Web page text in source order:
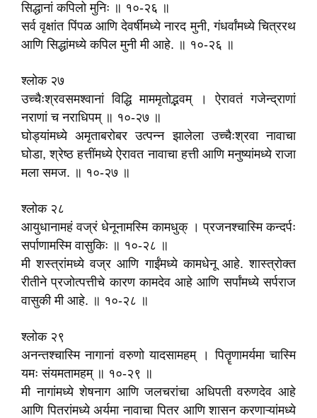
सिद्धानां कपिलो मुनिः ॥ १०-२६ ॥
सर्व वृक्षांत पिंपळ आणि देवर्षींमध्ये नारद मुनी, गंधर्वांमध्ये चित्ररथ
आणि सिद्धांमध्ये कपिल मुनी मी आहे. ॥ १०-२६ ॥
श्लोक २७
उच्चैःश्रवसमश्वानां विद्धि माममृतोद्भवम्‌ । ऐरावतं गजेन्द्राणां
नराणां च नराधिपम्‌ ॥ १०-२७ ॥
घोड्यांमध्ये अमृताबरोबर उत्पन्न झालेला उच्चैःश्रवा नावाचा
घोडा, श्रेष्ठ हत्तींमध्ये ऐरावत नावाचा हत्ती आणि मनुष्यांमध्ये राजा
मला समज. ॥ १०-२७ ॥
श्लोक २८
आयुधानामहं वज्रं धेनूनामस्मि कामधुक्‌ । प्रजनश्चास्मि कन्दर्पः
सर्पाणामस्मि वासुकिः ॥ १०-२८ ॥
मी शस्त्रांमध्ये वज्र आणि गाईंमध्ये कामधेनू आहे. शास्त्रोक्त
रीतीने प्रजोत्पत्तीचे कारण कामदेव आहे आणि सर्पांमध्ये सर्पराज
वासुकी मी आहे. ॥ १०-२८ ॥
श्लोक २९
अनन्तश्चास्मि नागानां वरुणो यादसामहम्‌ । पितॄणामर्यमा चास्मि
यमः संयमतामहम्‌ ॥ १०-२९ ॥
मी नागांमध्ये शेषनाग आणि जलचरांचा अधिपती वरुणदेव आहे
आणि पितरांमध्ये अर्यमा नावाचा पितर आणि शासन करणाऱ्यांमध्ये